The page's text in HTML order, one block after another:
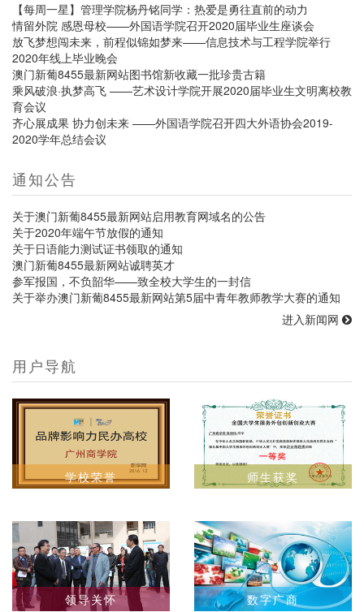
【每周一星】管理学院杨丹铭同学：热爱是勇往直前的动力
情留外院 感恩母校——外国语学院召开2020届毕业生座谈会
放飞梦想闯未来，前程似锦如梦来——信息技术与工程学院举行
2020年线上毕业晚会
澳门新葡8455最新网站图书馆新收藏一批珍贵古籍
乘风破浪·执梦高飞 ——艺术设计学院开展2020届毕业生文明离校教
育会议
齐心展成果 协力创未来 ——外国语学院召开四大外语协会2019-
2020学年总结会议
通知公告
关于澳门新葡8455最新网站启用教育网域名的公告
关于2020年端午节放假的通知
关于日语能力测试证书领取的通知
澳门新葡8455最新网站诚聘英才
参军报国，不负韶华——致全校大学生的一封信
关于举办澳门新葡8455最新网站第5届中青年教师教学大赛的通知
进入新闻网
用户导航
学校荣誉 师生获奖
领导关怀 数字广商